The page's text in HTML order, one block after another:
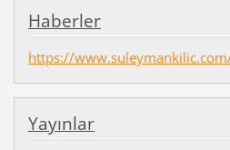
Haberler
https://
Yayınlar